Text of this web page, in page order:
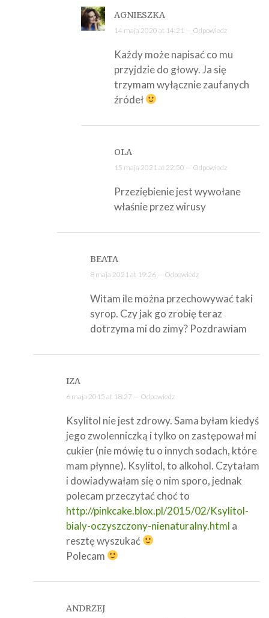
AGNIESZKA
14 maja 2020 at 14:21 — Odpowiedz
Każdy może napisać co mu
przyjdzie do głowy. Ja się
trzymam wyłącznie zaufanych
źródeł
OLA
15 maja 2021 at 22:50 — Odpowiedz
Przeziębienie jest wywołane
właśnie przez wirusy
BEATA
8 maja 2021 at 19:26 — Odpowiedz
Witam ile można przechowywać taki
syrop. Czy jak go zrobię teraz
dotrzyma mi do zimy? Pozdrawiam
IZA
6 maja 2015 at 18:27 — Odpowiedz
Ksylitol nie jest zdrowy. Sama byłam kiedyś
jego zwolenniczką i tylko on zastępował mi
cukier (nie mówię tu o innych sodach, które
mam płynne). Ksylitol, to alkohol. Czytałam
i dowiadywałam się o nim sporo, jednak
polecam przeczytać choć to
http://pinkcake.blox.pl/2015/02/Ksylitol-
bialy-oczyszczony-nienaturalny.html a
resztę wyszukać
Polecam
ANDRZEJ